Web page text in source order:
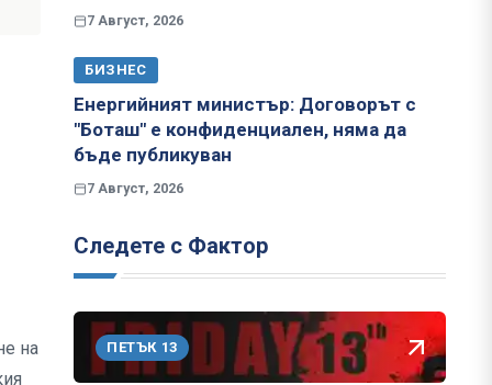
на
7 Август, 2026
БИЗНЕС
Енергийният министър: Договорът с
"Боташ" е конфиденциален, няма да
бъде публикуван
7 Август, 2026
Следете с Фактор
ПЕТЪК 13